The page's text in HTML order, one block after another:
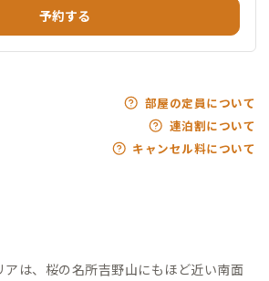
予約する
部屋の定員について
連泊割について
キャンセル料について
は、桜の名所吉野山にもほど近い南面